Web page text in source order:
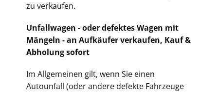
zu verkaufen.
Unfallwagen - oder defektes Wagen mit
Mängeln - an Aufkäufer verkaufen, Kauf &
Abholung sofort
Im Allgemeinen gilt, wenn Sie einen
Autounfall (oder andere defekte Fahrzeuge